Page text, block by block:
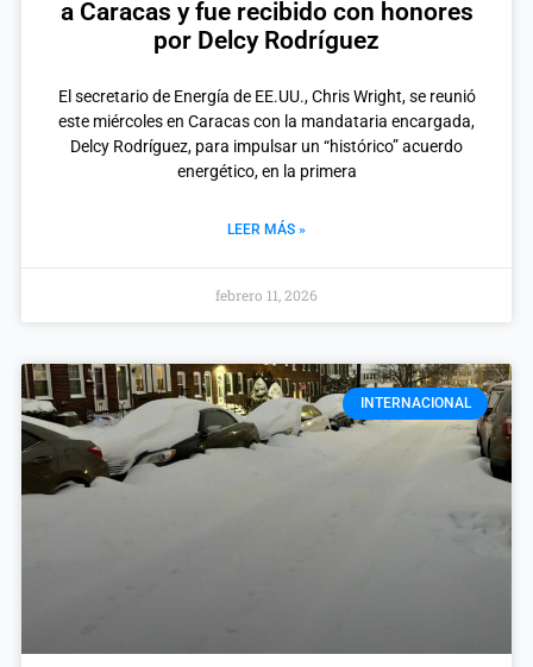
a Caracas y fue recibido con honores
por Delcy Rodríguez
El secretario de Energía de EE.UU., Chris Wright, se reunió
este miércoles en Caracas con la mandataria encargada,
Delcy Rodríguez, para impulsar un “histórico” acuerdo
energético, en la primera
LEER MÁS »
febrero 11, 2026
INTERNACIONAL